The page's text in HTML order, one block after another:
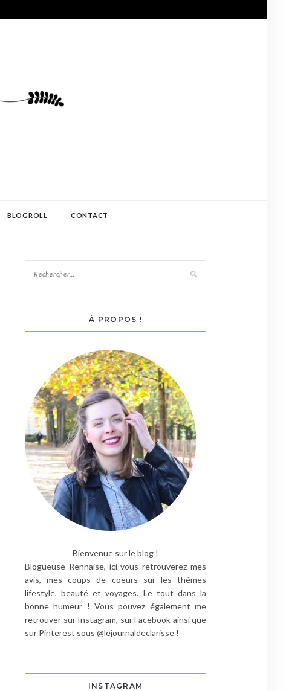
BLOGROLL CONTACT
À PROPOS !
Bienvenue sur le blog !
Blogueuse Rennaise, ici vous retrouverez mes
avis, mes coups de coeurs sur les thèmes
lifestyle, beauté et voyages. Le tout dans la
bonne humeur ! Vous pouvez également me
retrouver sur Instagram, sur Facebook ainsi que
sur Pinterest sous @lejournaldeclarisse !
INSTAGRAM